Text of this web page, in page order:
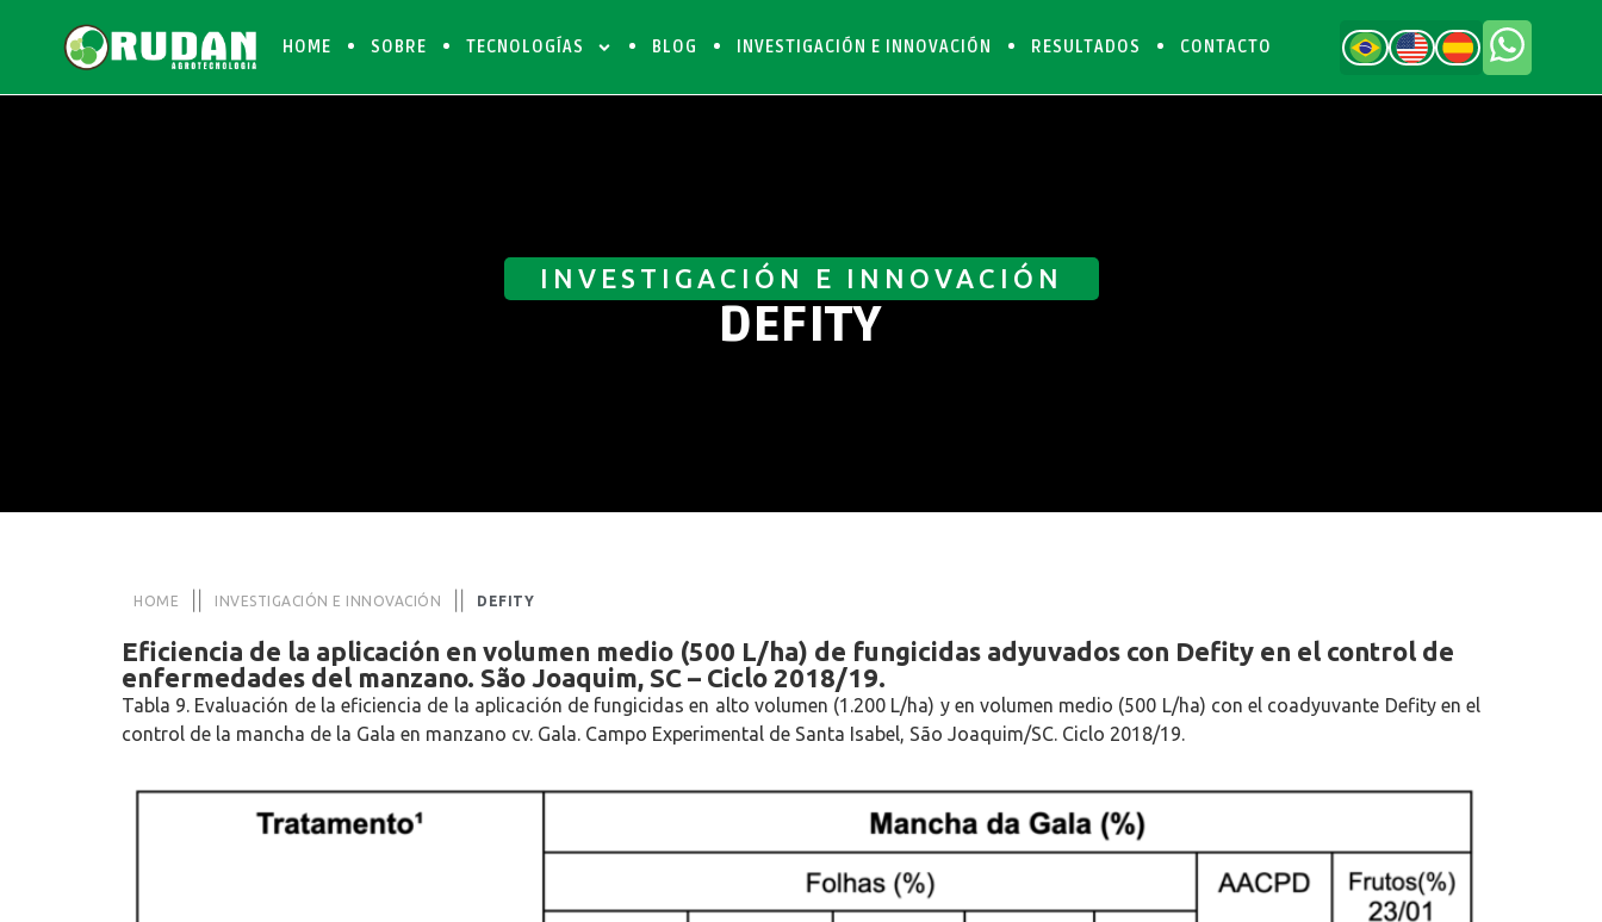
HOME SOBRE TECNOLOGÍAS BLOG INVESTIGACIÓN E INNOVACIÓN RESULTADOS CONTACTO
INVESTIGACIÓN E INNOVACIÓN
DEFITY
HOME INVESTIGACIÓN E INNOVACIÓN DEFITY
Eficiencia de la aplicación en volumen medio (500 L/ha) de fungicidas adyuvados con Defity en el control de
enfermedades del manzano. São Joaquim, SC – Ciclo 2018/19.
Tabla 9. Evaluación de la eficiencia de la aplicación de fungicidas en alto volumen (1.200 L/ha) y en volumen medio (500 L/ha) con el coadyuvante Defity en el
control de la mancha de la Gala en manzano cv. Gala. Campo Experimental de Santa Isabel, São Joaquim/SC. Ciclo 2018/19.